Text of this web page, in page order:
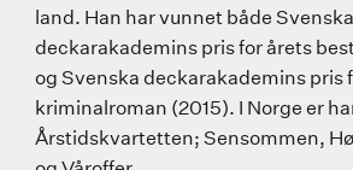
land. Han har vunnet både Svenska
deckarakademins pris for årets
og Svenska deckarakademins pris
kriminalroman (2015). I Norge er
Årstidskvartetten; Sensommen,